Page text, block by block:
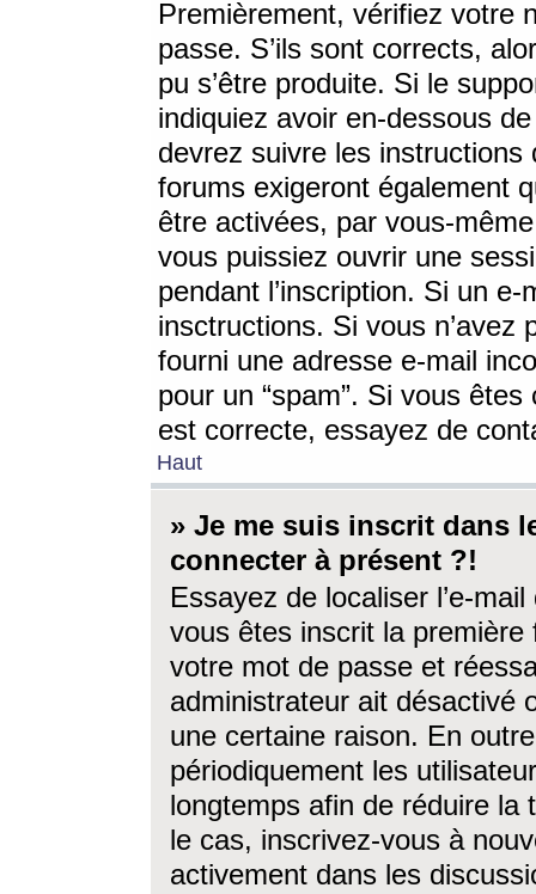
Premièrement, vérifiez votre
passe. S’ils sont corrects,
pu s’être produite. Si le
indiquiez avoir en-dessous
devrez suivre les
forums exigeront également
être activées, par vous-
vous puissiez ouvrir une
pendant l’inscription. Si un
insctructions. Si vous n’avez
fourni une adresse e-mail
pour un “spam”. Si vous
est correcte, essayez de
Haut
» Je me suis inscrit dans
connecter à présent ?!
Essayez de localiser l’e-
vous êtes inscrit la première
votre mot de passe et
administrateur ait désactivé
une certaine raison. En
périodiquement les
longtemps afin de réduire la
le cas, inscrivez-vous à
activement dans les